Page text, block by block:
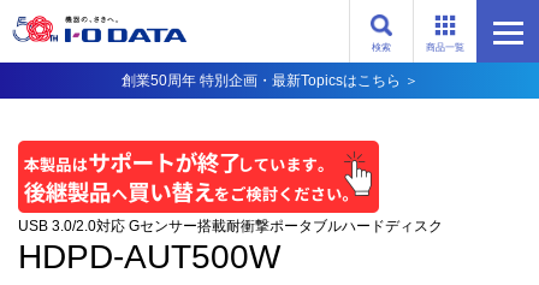
商品一覧
検索
創業50周年 特別企画・最新Topicsはこちら ＞
USB 3.0/2.0対応 Gセンサー搭載耐衝撃ポータブルハードディスク
HDPD-AUT500W